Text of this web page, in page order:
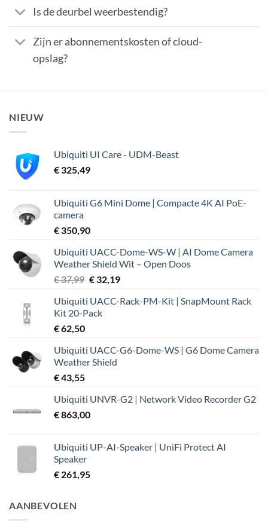
Is de deurbel weerbestendig?
Zijn er abonnementskosten of cloud-
opslag?
NIEUW
Ubiquiti UI Care - UDM-Beast
€ 325,49
Ubiquiti G6 Mini Dome | Compacte 4K AI PoE-
camera
€ 350,90
Ubiquiti UACC-Dome-WS-W | AI Dome Camera
Weather Shield Wit – Open Doos
€37,99 Oorspronkelijke
was:
€ 37,99.
€32,19Huidige
is:
Ubiquiti UACC-Rack-PM-Kit | SnapMount Rack
Kit 20-Pack
€62,50
Ubiquiti UACC-G6-Dome-WS | G6 Dome Camera
Weather Shield
€43,55
Ubiquiti UNVR-G2 | Network Video Recorder G2
€863,00
Ubiquiti UP-AI-Speaker | UniFi Protect AI
Speaker
€ 261,95
AANBEVOLEN